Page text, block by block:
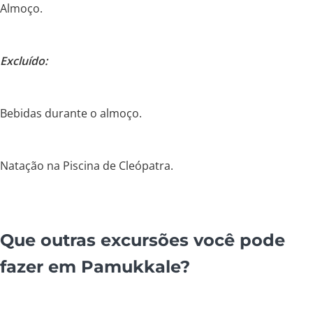
Almoço.
Excluído:
Bebidas durante o almoço.
Natação na Piscina de Cleópatra.
Que outras excursões você pode
fazer em Pamukkale?